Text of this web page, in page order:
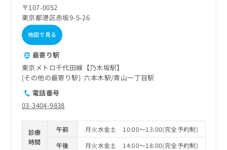
〒107-0052
東京都港区赤坂9-5-26
地図で見る
最寄り駅
東京メトロ千代田線【乃木坂駅】
その他の最寄り駅
六本木駅 青山一丁目駅
電話番号
03-3404-9838
診療
時間
午前
月火水金土 10:00～13:00(完全予約制)
午後
月火水金土 14:00～18:00(完全予約制)